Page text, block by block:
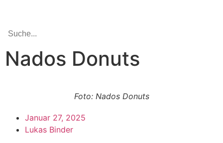
Nados Donuts
Foto: Nados Donuts
Januar 27, 2025
Lukas Binder